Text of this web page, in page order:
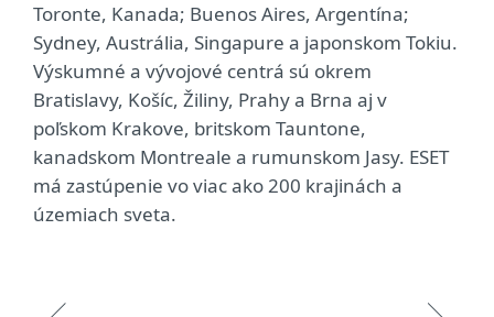
Toronte, Kanada; Buenos Aires, Argentína;
Sydney, Austrália, Singapure a japonskom Tokiu.
Výskumné a vývojové centrá sú okrem
Bratislavy, Košíc, Žiliny, Prahy a Brna aj v
poľskom Krakove, britskom Tauntone,
kanadskom Montreale a rumunskom Jasy. ESET
má zastúpenie vo viac ako 200 krajinách a
územiach sveta.